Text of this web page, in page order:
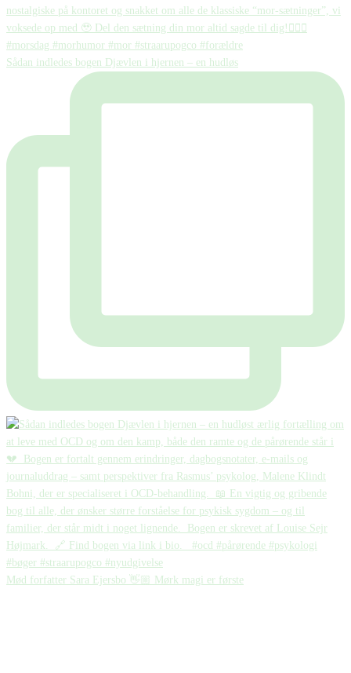
Sådan indledes bogen Djævlen i hjernen – en hudløs
Mød forfatter Sara Ejersbo 👋🏼 Mørk magi er første